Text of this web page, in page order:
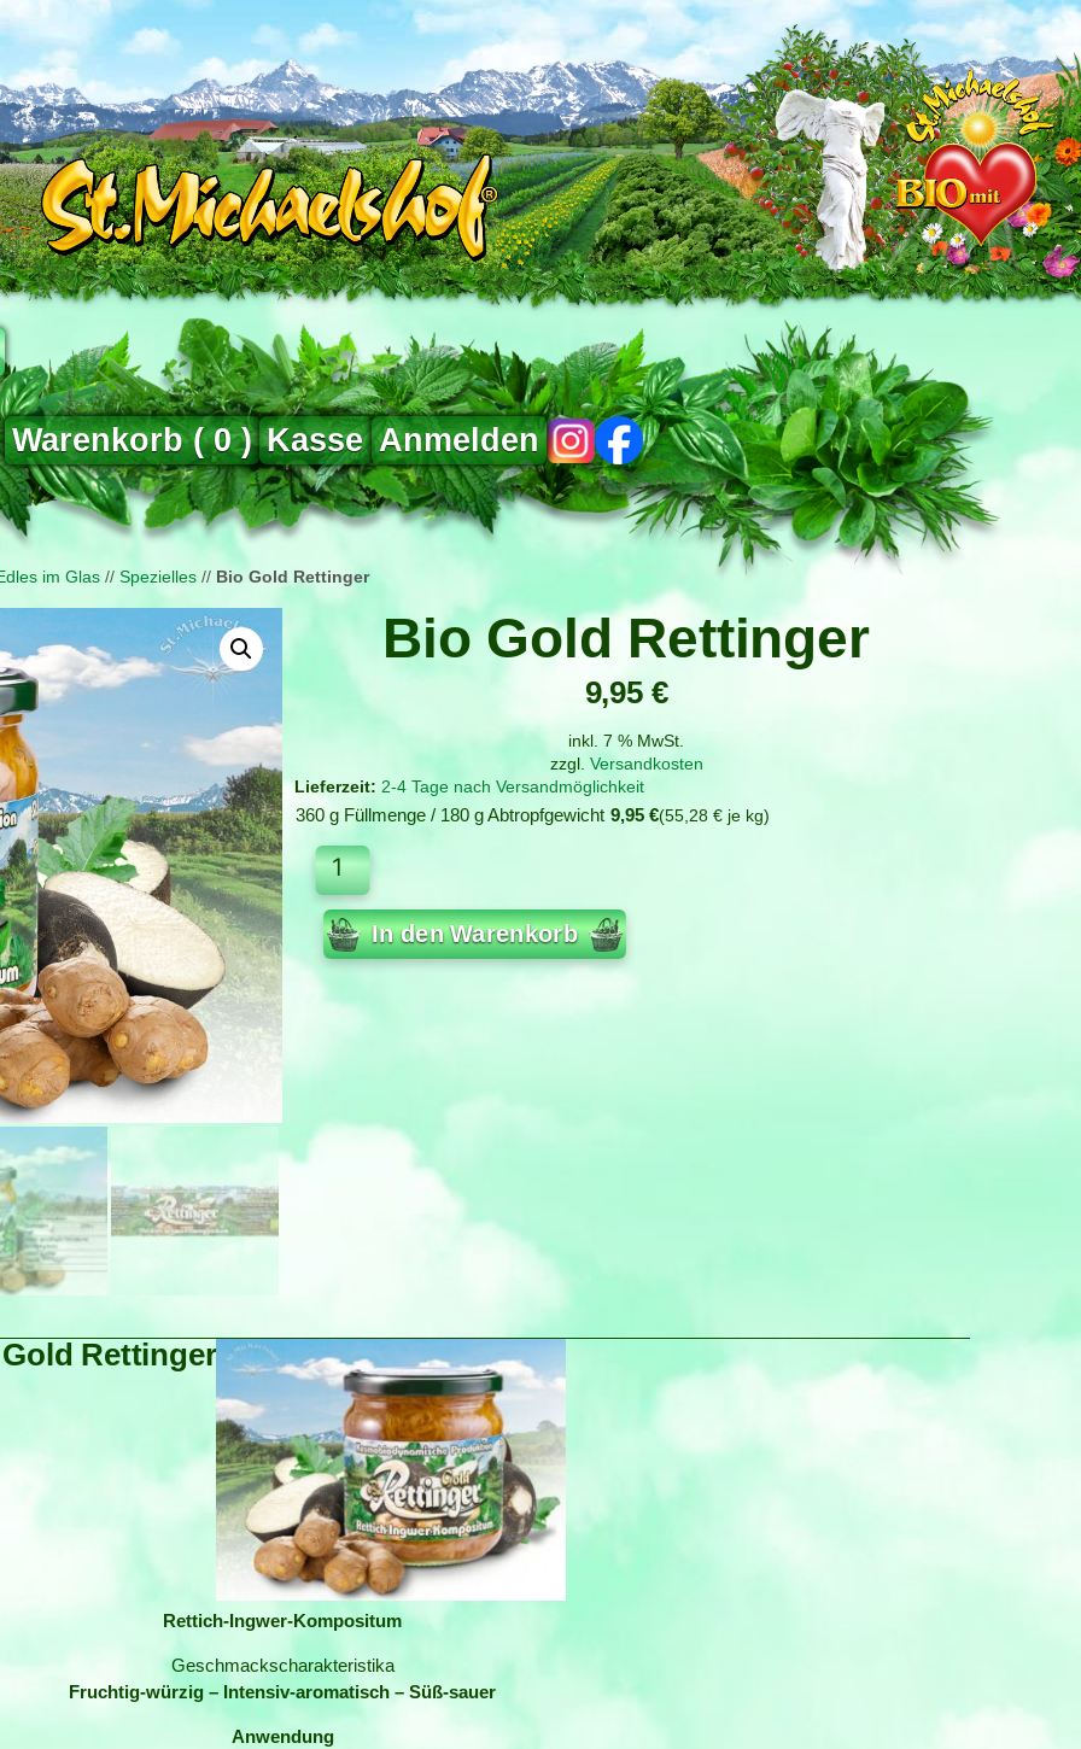
Warenkorb (0) Kasse
ig fb
Anmelden
im Glas // Spezielles // Bio Gold Rettinger
Bio Gold Rettinger
9,95 €
inkl. 7 % MwSt.
zzgl. Versandkosten
2-4 Tage nach Versandmöglichkeit
360 g Füllmenge / 180 g Abtropfgewicht 9,95 € 55,28 €je kg
In den Warenkorb
Rettinger
Rettich-Ingwer-Kompositum
Geschmackscharakteristika
Fruchtig-würzig – Intensiv-aromatisch – Süß-sauer
Anwendung